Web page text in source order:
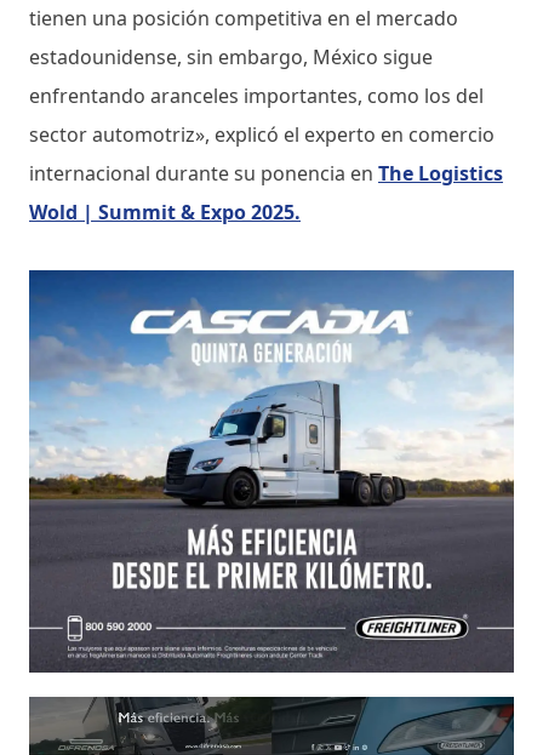
tienen una posición competitiva en el mercado
estadounidense, sin embargo, México sigue
enfrentando aranceles importantes, como los del
sector automotriz», explicó el experto en comercio
internacional durante su ponencia en The Logistics
Wold | Summit & Expo 2025.